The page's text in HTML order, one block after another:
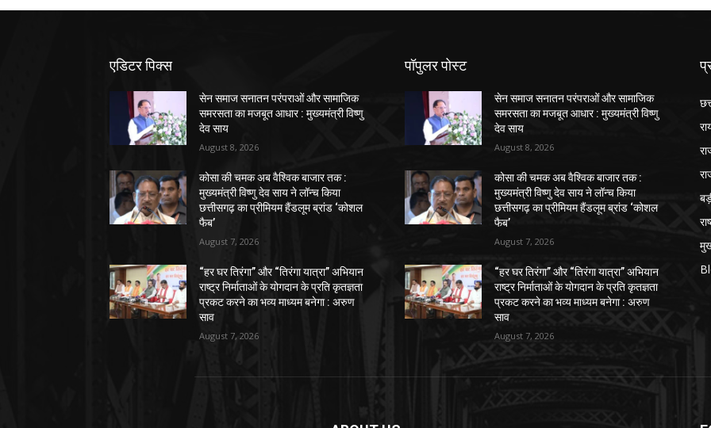
एडिटर पिक्स
सेन समाज सनातन परंपराओं और सामाजिक
समरसता का मजबूत आधार : मुख्यमंत्री विष्णु
देव साय
August 8, 2026
कोसा की चमक अब वैश्विक बाजार तक :
मुख्यमंत्री विष्णु देव साय ने लॉन्च किया
छत्तीसगढ़ का प्रीमियम हैंडलूम ब्रांड ‘कोशल
फैब’
August 7, 2026
“हर घर तिरंगा” और “तिरंगा यात्रा” अभियान
राष्ट्र निर्माताओं के योगदान के प्रति कृतज्ञता
प्रकट करने का भव्य माध्यम बनेगा : अरुण
साव
August 7, 2026
पॉपुलर पोस्ट
सेन समाज सनातन परंपराओं और सामाजिक
समरसता का मजबूत आधार : मुख्यमंत्री विष्णु
देव साय
August 8, 2026
कोसा की चमक अब वैश्विक बाजार तक :
मुख्यमंत्री विष्णु देव साय ने लॉन्च किया
छत्तीसगढ़ का प्रीमियम हैंडलूम ब्रांड ‘कोशल
फैब’
August 7, 2026
“हर घर तिरंगा” और “तिरंगा यात्रा” अभियान
राष्ट्र निर्माताओं के योगदान के प्रति कृतज्ञता
प्रकट करने का भव्य माध्यम बनेगा : अरुण
साव
August 7, 2026